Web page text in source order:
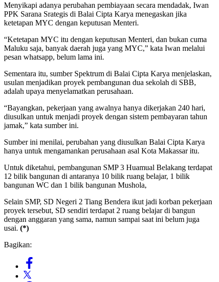
Menyikapi adanya perubahan pembiayaan secara mendadak, Iwan
PPK Sarana Srategis di Balai Cipta Karya menegaskan jika
ketetapan MYC dengan keputusan Menteri.
“Ketetapan MYC itu dengan keputusan Menteri, dan bukan cuma
Maluku saja, banyak daerah juga yang MYC,” kata Iwan melalui
pesan whatsapp, belum lama ini.
Sementara itu, sumber Spektrum di Balai Cipta Karya menjelaskan,
usulan menjadikan proyek pembangunan dua sekolah di SBB,
adalah upaya menyelamatkan perusahaan.
“Bayangkan, pekerjaan yang awalnya hanya dikerjakan 240 hari,
diusulkan untuk menjadi proyek dengan sistem pembayaran tahun
jamak,” kata sumber ini.
Sumber ini menilai, perubahan yang diusulkan Balai Cipta Karya
hanya untuk mengamankan perusahaan asal Kota Makassar itu.
Untuk diketahui, pembangunan SMP 3 Huamual Belakang terdapat
12 bilik bangunan di antaranya 10 bilik ruang belajar, 1 bilik
bangunan WC dan 1 bilik bangunan Mushola,
Selain SMP, SD Negeri 2 Tiang Bendera ikut jadi korban pekerjaan
proyek tersebut, SD sendiri terdapat 2 ruang belajar di bangun
dengan anggaran yang sama, namun sampai saat ini belum juga
usai. (*)
Bagikan: